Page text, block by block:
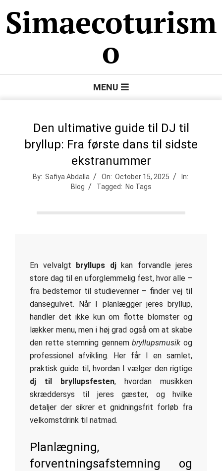
to
content
Simaecoturism
o
MENU
Den ultimative guide til DJ til
bryllup: Fra første dans til sidste
ekstranummer
By: Safiya Abdalla On: October 15, 2025
In:
Blog
Tagged: No Tags
En velvalgt bryllups djkan forvandle jeres
store dag til en uforglemmelig fest, hvor alle –
fra bedstemor til studievenner – finder vej til
dansegulvet. Når I planlægger jeres bryllup,
handler det ikke kun om flotte blomster og
lækker menu, men i høj grad også om at skabe
den rette stemning gennembryllupsmusik og
professionel afvikling. Her får I en samlet,
praktisk guide til, hvordan I vælger den rigtige
dj til bryllupsfesten, hvordan musikken
skræddersys til jeres gæster, og hvilke
detaljer der sikrer et gnidningsfrit forløb fra
velkomstdrink til natmad.
Planlægning,
forventningsafstemning og